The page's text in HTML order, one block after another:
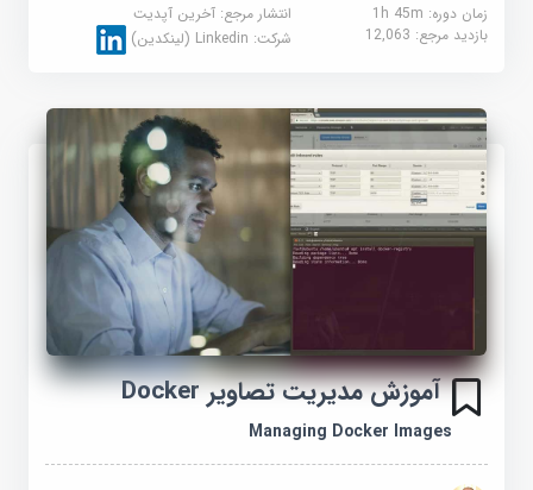
زمان دوره: 1h 45m
انتشار مرجع:آخرین آپدیت
بازدید مرجع:12,063 شرکت:Linkedin (لینکدین)
آموزش مدیریت تصاویر Docker
Managing Docker Images